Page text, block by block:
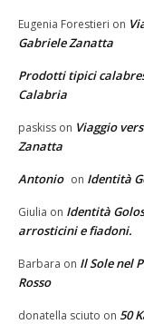
Eugenia Forestieri on
Gabriele Zanatta
Prodotti tipici
Calabria
paskiss on Viaggio
Zanatta
Antonio on Identità
Giulia on Identità
arrosticini e fiadoni.
Barbara on Il Sole nel
Rosso
donatella sciuto on 50